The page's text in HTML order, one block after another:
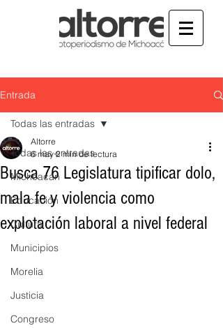
Entrada
Todas las entradas
Michoacán
Educación
Cultura
Municipios
Morelia
Justicia
Congreso
Todas las entradas
Busca 76 Legislatura tipificar dolo,
mala fe y violencia como
explotación laboral a nivel federal
Altorre
6 may 2 min de lectura